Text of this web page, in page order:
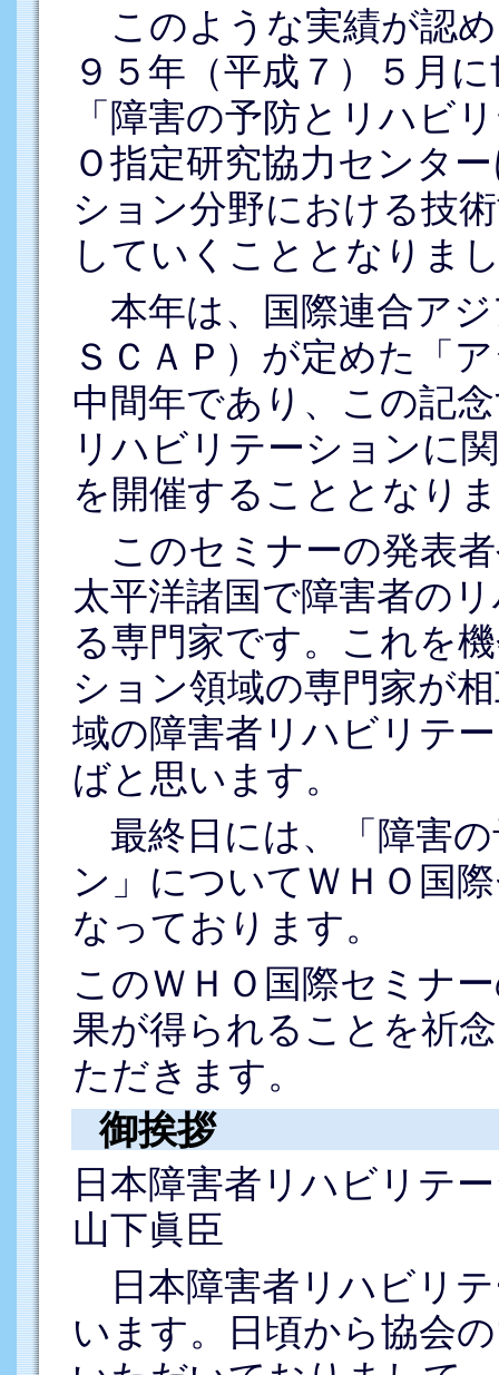
このような実績が認
９５年（平成７）５月
「障害の予防とリハビ
Ｏ指定研究協力センタ
ション分野における技
していくこととなりま
本年は、国際連合アジ
ＳＣＡＰ）が定めた「
中間年であり、この記
リハビリテーションに
を開催することとなり
このセミナーの発表
太平洋諸国で障害者の
る専門家です。これを
ション領域の専門家が
域の障害者リハビリテ
ばと思います。
最終日には、「障害
ン」についてＷＨＯ国
なっております。
このＷＨＯ国際セミナ
果が得られることを祈
ただきます。
御挨拶
日本障害者リハビリテ
山下眞臣
日本障害者リハビリ
います。日頃から協会